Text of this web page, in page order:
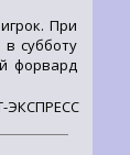
При
субботу
форвард
ЭКСПРЕСС